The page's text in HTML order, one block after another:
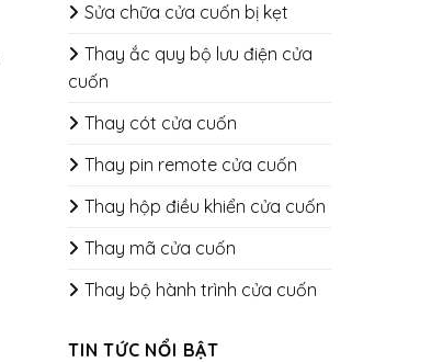
Sửa chữa cửa cuốn bị kẹt
Thay ắc quy bộ lưu điện cửa
cuốn
Thay cót cửa cuốn
Thay pin remote cửa cuốn
Thay hộp điều khiển cửa cuốn
Thay mã cửa cuốn
Thay bộ hành trình cửa cuốn
TIN TỨC NỔI BẬT